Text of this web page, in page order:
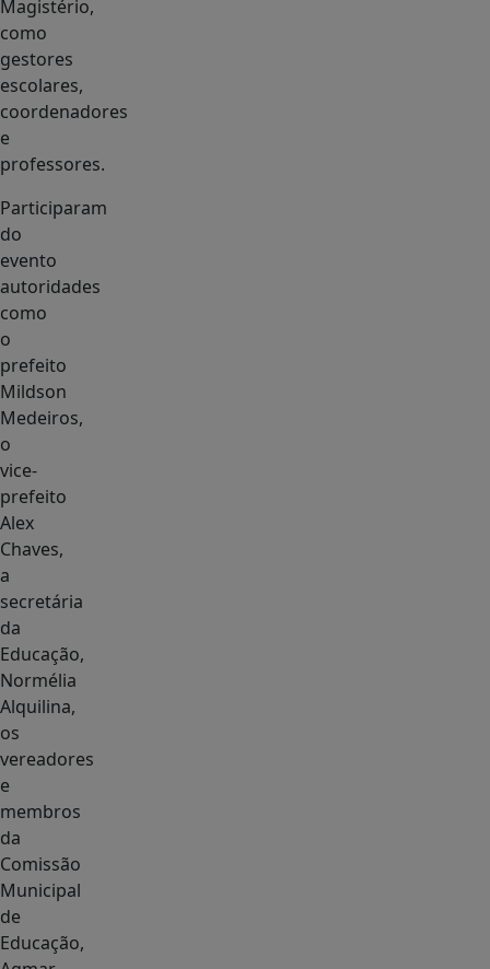
Magistério,
como
gestores
escolares,
coordenadores
e
professores.
Participaram
do
evento
autoridades
como
o
prefeito
Mildson
Medeiros,
o
vice-
prefeito
Alex
Chaves,
a
secretária
da
Educação,
Normélia
Alquilina,
os
vereadores
e
membros
da
Comissão
Municipal
de
Educação,